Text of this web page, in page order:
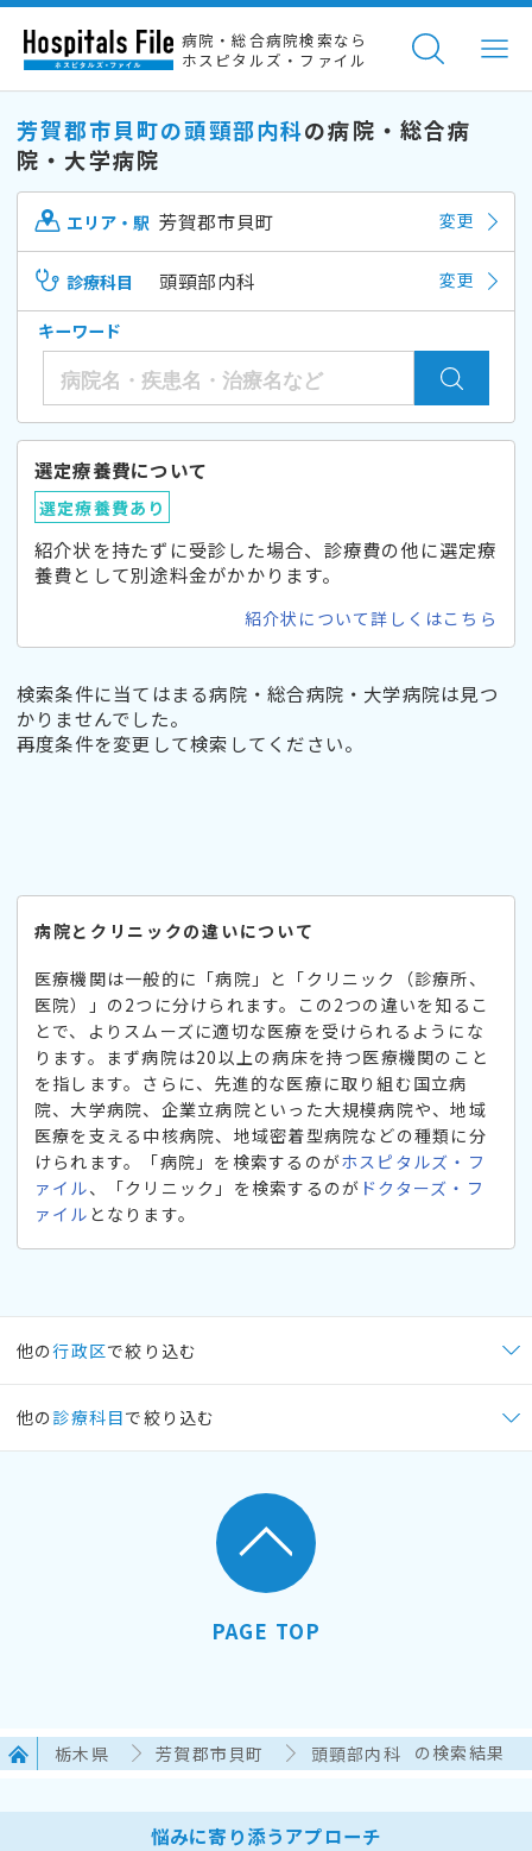
病院・総合病院検索なら
ホスピタルズ・ファイル
芳賀郡市貝町の頭頸部内科の病院・総合病
院・大学病院
エリア・駅 芳賀郡市貝町 変更
診療科目 頭頸部内科 変更
キーワード
選定療養費について
選定療養費あり
紹介状を持たずに受診した場合、診療費の他に選定療
養費として別途料金がかかります。
紹介状について詳しくはこちら
検索条件に当てはまる病院・総合病院・大学病院は見つ
かりませんでした。
再度条件を変更して検索してください。
病院とクリニックの違いについて
医療機関は一般的に「病院」と「クリニック（診療所、
医院）」の2つに分けられます。この2つの違いを知るこ
とで、よりスムーズに適切な医療を受けられるようにな
ります。まず病院は20以上の病床を持つ医療機関のこと
を指します。さらに、先進的な医療に取り組む国立病
院、大学病院、企業立病院といった大規模病院や、地域
医療を支える中核病院、地域密着型病院などの種類に分
けられます。「病院」を検索するのがホスピタルズ・フ
ァイル、「クリニック」を検索するのが ドクターズ・フ
ァイル となります。
他の行政区で絞り込む
他の 診療科目で絞り込む
PAGE TOP
栃木県 芳賀郡市貝町 頭頸部内科 の検索結果
悩みに寄り添うアプローチ